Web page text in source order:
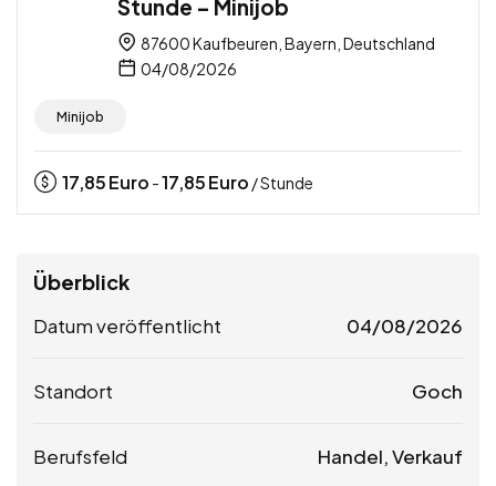
Stunde – Minijob
87600 Kaufbeuren, Bayern, Deutschland
04/08/2026
Minijob
17,85Euro -17,85Euro / Stunde
Überblick
Datum veröffentlicht 04/08/2026
Standort Goch
Berufsfeld Handel, Verkauf